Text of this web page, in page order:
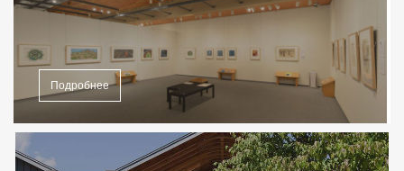
Подробнее